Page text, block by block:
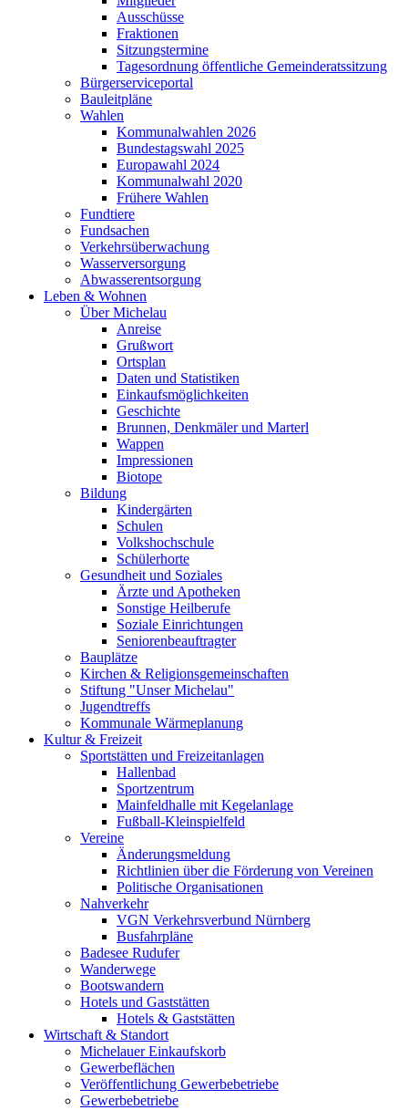
Ausschüsse
Fraktionen
Sitzungstermine
Tagesordnung öffentliche Gemeinderatssitzung
Bürgerserviceportal
Bauleitpläne
Wahlen
Kommunalwahlen 2026
Bundestagswahl 2025
Europawahl 2024
Kommunalwahl 2020
Frühere Wahlen
Fundtiere
Fundsachen
Verkehrsüberwachung
Wasserversorgung
Abwasserentsorgung
Leben & Wohnen
Über Michelau
Anreise
Grußwort
Ortsplan
Daten und Statistiken
Einkaufsmöglichkeiten
Geschichte
Brunnen, Denkmäler und Marterl
Wappen
Impressionen
Biotope
Bildung
Kindergärten
Schulen
Volkshochschule
Schülerhorte
Gesundheit und Soziales
Ärzte und Apotheken
Sonstige Heilberufe
Soziale Einrichtungen
Seniorenbeauftragter
Bauplätze
Kirchen & Religionsgemeinschaften
Stiftung "Unser Michelau"
Jugendtreffs
Kommunale Wärmeplanung
Kultur & Freizeit
Sportstätten und Freizeitanlagen
Hallenbad
Sportzentrum
Mainfeldhalle mit Kegelanlage
Fußball-Kleinspielfeld
Vereine
Änderungsmeldung
Richtlinien über die Förderung von Vereinen
Politische Organisationen
Nahverkehr
VGN Verkehrsverbund Nürnberg
Busfahrpläne
Badesee Rudufer
Wanderwege
Bootswandern
Hotels und Gaststätten
Hotels & Gaststätten
Wirtschaft & Standort
Michelauer Einkaufskorb
Gewerbeflächen
Veröffentlichung Gewerbebetriebe
Gewerbebetriebe